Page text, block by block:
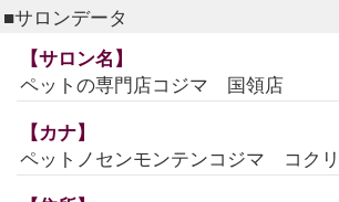
■サロンデータ
【サロン名】
ペットの専門店コジマ 国領店
【カナ】
ペットノセンモンテンコジマ コク